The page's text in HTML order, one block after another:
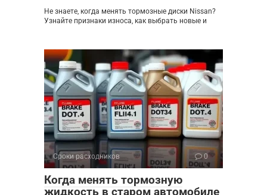
Не знаете, когда менять тормозные диски Nissan?
Узнайте признаки износа, как выбрать новые и
Сроки расходников 0
Когда менять тормозную
жидкость в старом автомобиле